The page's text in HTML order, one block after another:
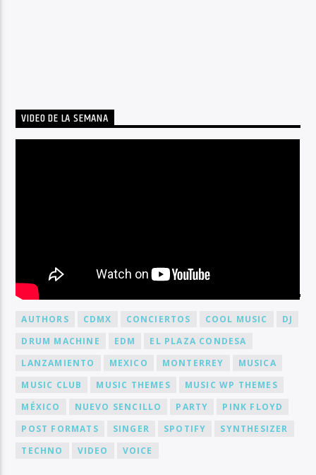
VIDEO DE LA SEMANA
BY TAG
AUTHORS CDMX CONCIERTOS COOL MUSIC
DJ
DRUM MACHINE
EDM
EL PLAZA CONDESA
LANZAMIENTO
MEXICO MONTERREY
MUSICA
MUSIC CLUB
MUSIC THEMES
MUSIC WP THEMES
MÉXICO
NUEVO SENCILLO PARTY
PINK FLOYD
POST FORMATS
SINGER SPOTIFY
SYNTHESIZER
TECHNO
VIDEO VOICE